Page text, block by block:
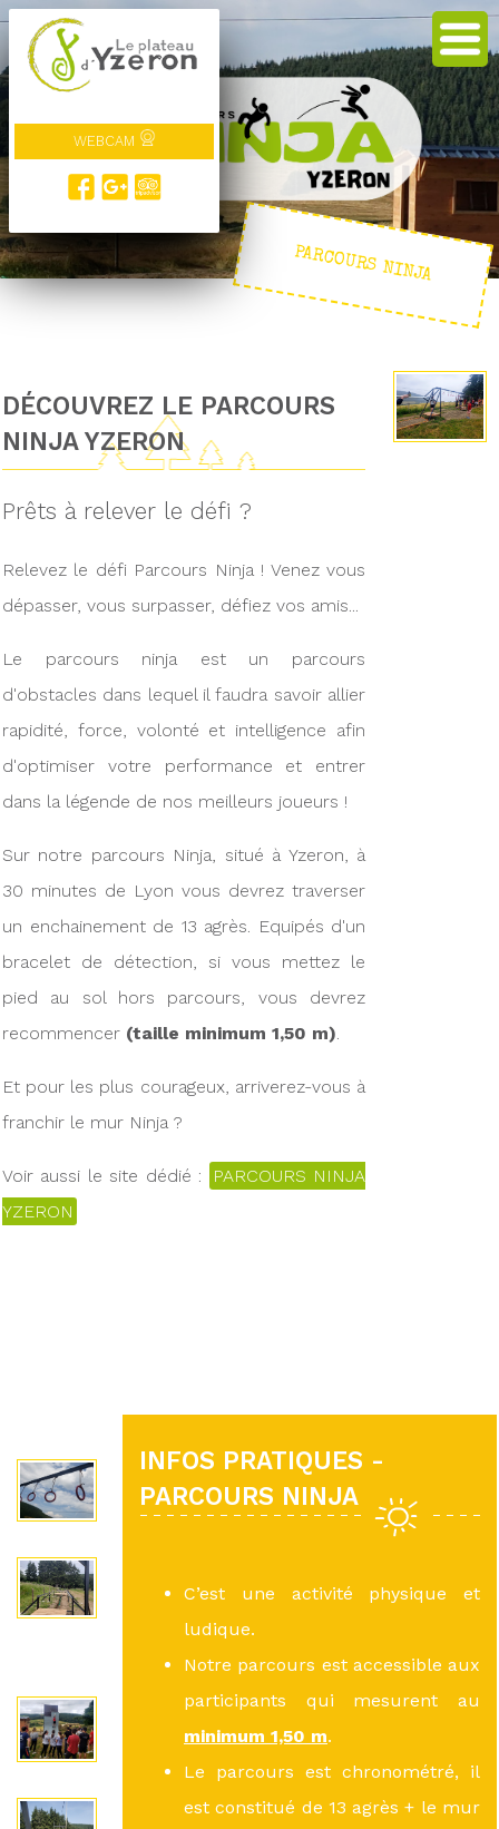
WEBCAM
PARCOURS NINJA
DÉCOUVREZ LE PARCOURS
NINJA YZERON
Prêts à relever le défi ?
Relevez le défi Parcours Ninja ! Venez vous
dépasser, vous surpasser, défiez vos amis...
Le parcours ninja est un parcours
d'obstacles dans lequel il faudra savoir allier
rapidité, force, volonté et intelligence afin
d'optimiser votre performance et entrer
dans la légende de nos meilleurs joueurs !
Sur notre parcours Ninja, situé à Yzeron, à
30 minutes de Lyon vous devrez traverser
un enchainement de 13 agrès. Equipés d'un
bracelet de détection, si vous mettez le
pied au sol hors parcours, vous devrez
recommencer (taille minimum 1,50 m)
Et pour les plus courageux, arriverez-vous à
franchir le mur Ninja ?
Voir aussi le site dédié :
PARCOURS NINJA
YZERON
INFOS PRATIQUES -
PARCOURS NINJA
C’est une activité physique et
ludique.
Notre parcours est accessible aux
participants qui mesurent au
minimum 1,50 m.
Le parcours est chronométré, il
est constitué de 13 agrès + le mur